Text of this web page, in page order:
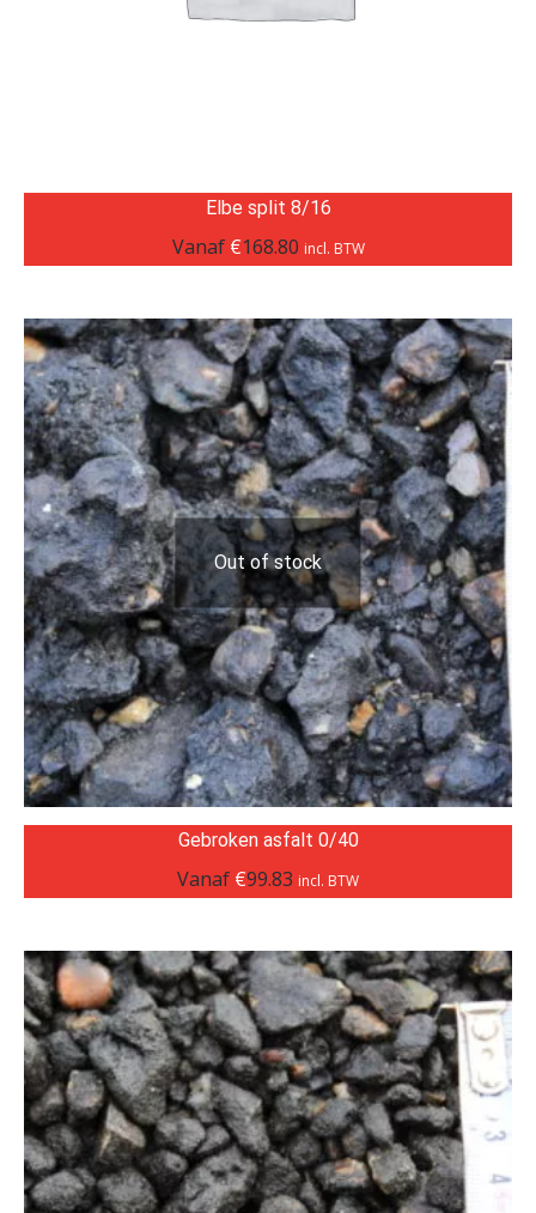
Elbe split 8/16
Vanaf €168.80 incl. BTW
Out of stock
Gebroken asfalt 0/40
Vanaf €99.83 incl. BTW